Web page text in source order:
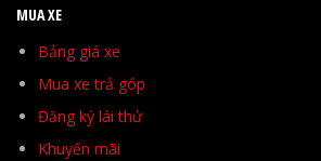
MUA XE
Bảng giá xe
Mua xe trả góp
Đăng ký lái thử
Khuyến mãi